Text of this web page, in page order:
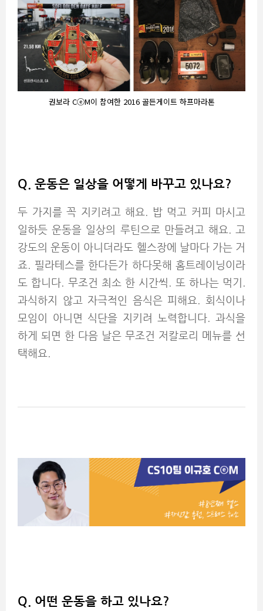
권보라 CⓔM이 참여한 2016 골든게이트 하프마라톤
Q. 운동은 일상을 어떻게 바꾸고 있나요?
두 가지를 꼭 지키려고 해요. 밥 먹고 커피 마시고
일하듯 운동을 일상의 루틴으로 만들려고 해요. 고
강도의 운동이 아니더라도 헬스장에 날마다 가는 거
죠. 필라테스를 한다든가 하다못해 홈트레이닝이라
도 합니다. 무조건 최소 한 시간씩. 또 하나는 먹기.
과식하지 않고 자극적인 음식은 피해요. 회식이나
모임이 아니면 식단을 지키려 노력합니다. 과식을
하게 되면 한 다음 날은 무조건 저칼로리 메뉴를 선
택해요.
Q. 어떤 운동을 하고 있나요?